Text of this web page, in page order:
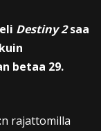
Destiny 2saa
betaa 29.
rajattomilla